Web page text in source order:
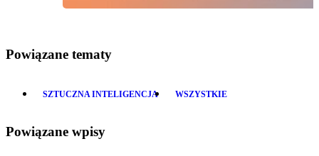
Powiązane tematy
SZTUCZNA INTELIGENCJA WSZYSTKIE
Powiązane wpisy